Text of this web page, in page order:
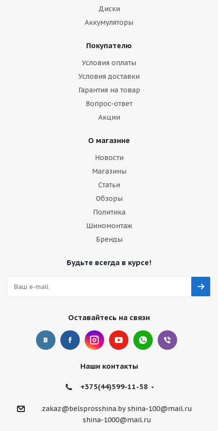
Диски
Аккумуляторы
Покупателю
Условия оплаты
Условия доставки
Гарантия на товар
Вопрос-ответ
Акции
О магазине
Новости
Магазины
Статьи
Обзоры
Политика
Шиномонтаж
Бренды
Будьте всегда в курсе!
Оставайтесь на связи
Наши контакты
+375(44)599-11-58
zakaz@belsprosshina.by shina-100@mail.ru
shina-1000@mail.ru